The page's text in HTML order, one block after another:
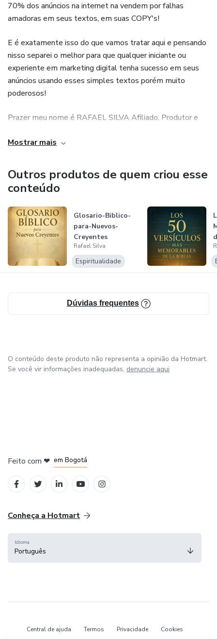
70% dos anúncios na internet na vendem por falhas
amadoras em seus textos, em suas COPY's!
E é exatamente isso do que vamos tratar aqui e pensando
nisso separei o melhor para que qualquer iniciante ou
experiente em marketing digital tenha sucesso em seus
anúncios usando esses simples textos porém muito
poderosos!
Prazer meu nome é RAFAEL SILVA Afiliado, Produtor e
máximo de pessoas possíveis a alavancarem suas vendas
Mostrar mais
Outros produtos de quem criou esse
conteúdo
Glosario-Biblico-
para-Nuevos-
Creyentes
Rafael Silva
Espiritualidade
Dúvidas frequentes
O conteúdo deste produto não representa a opinião da Hotmart.
Se você vir informações inadequadas, denuncie aqui
Feito com ❤ em Bogotá
Conheça a Hotmart
Idioma
Português
Central de ajuda Termos Privacidade Cookies